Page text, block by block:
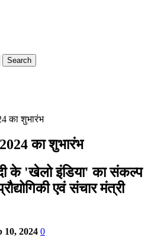
का शुभारंभ
का शुभारंभ
के 'खेलो इंडिया' का संकल्प
एवं संचार मंत्री
10, 2024 0